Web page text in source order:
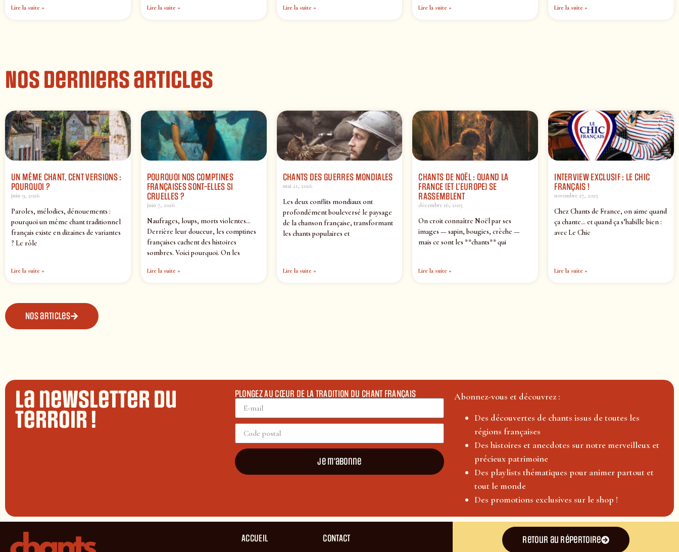
Lire la suite » Lire la suite » Lire la suite » Lire la suite » Lire la suite »
Nos derniers articles
UN MÊME CHANT, CENT VERSIONS :
POURQUOI ?
juin 9, 2026
Paroles, mélodies, dénouements :
pourquoi un même chant traditionnel
français existe en dizaines de variantes
? Le rôle
Lire la suite »
POURQUOI NOS COMPTINES
FRANÇAISES SONT-ELLES SI
CRUELLES ?
juin 7, 2026
Naufrages, loups, morts violentes…
Derrière leur douceur, les comptines
françaises cachent des histoires
sombres. Voici pourquoi. On les
Lire la suite »
CHANTS DES GUERRES MONDIALES
mai 21, 2026
Les deux conflits mondiaux ont
profondément bouleversé le paysage
de la chanson française, transformant
les chants populaires et
Lire la suite »
CHANTS DE NOËL : QUAND LA
FRANCE (ET L’EUROPE) SE
RASSEMBLENT
décembre 16, 2025
On croit connaître Noël par ses
images — sapin, bougies, crèche —
mais ce sont les **chants** qui
Lire la suite »
INTERVIEW EXCLUSIF : LE CHIC
FRANÇAIS !
novembre 27, 2025
Chez Chants de France, on aime quand
ça chante… et quand ça s’habille bien :
avec Le Chic
Lire la suite »
Nos articles
La newsletter du
terroir !
PLONGEZ AU CŒUR DE LA TRADITION DU CHANT FRANÇAIS
Je m'abonne
Abonnez-vous et découvrez :
Des découvertes de chants issus de toutes les
régions françaises
Des histoires et anecdotes sur notre merveilleux et
précieux patrimoine
Des playlists thématiques pour animer partout et
tout le monde
Des promotions exclusives sur le shop !
ACCUEIL CONTACT Retour au répertoire